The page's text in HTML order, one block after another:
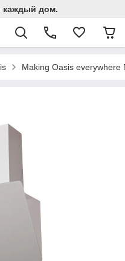
каждый дом.
Making Oasis everywhere